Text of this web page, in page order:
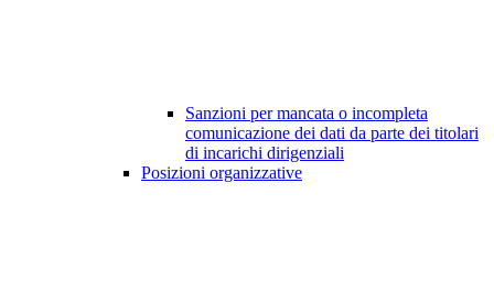
Sanzioni per mancata o incompleta
comunicazione dei dati da parte dei titolari
di incarichi dirigenziali
Posizioni organizzative